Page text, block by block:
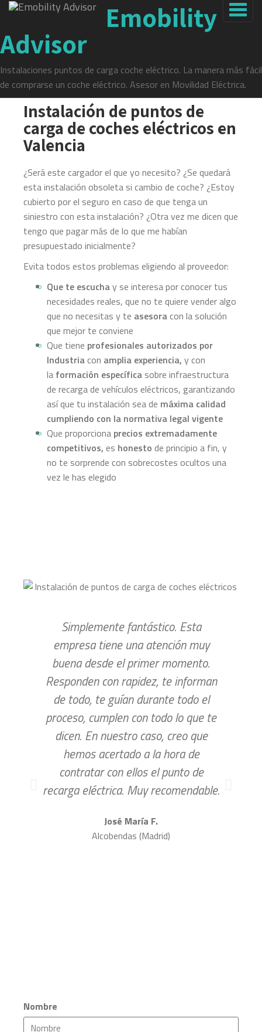
Emobility
Advisor
Instalaciones puntos de carga coche eléctrico. La manera más fácil
de comprarse un coche eléctrico. Asesor en Movilidad Eléctrica.
instalacion-puntos-carga-
coches-electricos-valencia
Instalación de puntos de
carga de coches eléctricos en
Valencia
¿Será este cargador el que yo necesito? ¿Se quedará
esta instalación obsoleta si cambio de coche? ¿Estoy
cubierto por el seguro en caso de que tenga un
siniestro con esta instalación? ¿Otra vez me dicen que
tengo que pagar más de lo que me habían
presupuestado inicialmente?
Evita todos estos problemas eligiendo al proveedor:
Que te escuchay se interesa por conocer tus
necesidades reales, que no te quiere vender algo
que no necesitas y te asesoracon la solución
que mejor te conviene
Que tiene profesionales autorizados por
Industriacon amplia experiencia, y con
la formación específica sobre infraestructura
de recarga de vehículos eléctricos, garantizando
así que tu instalación sea de máxima calidad
cumpliendo con la normativa legal vigente
Que proporciona precios extremadamente
competitivos, es honesto de principio a fin, y
no te sorprende con sobrecostes ocultos una
vez le has elegido
Simplemente fantástico. Esta
empresa tiene una atención muy
buena desde el primer momento.
Responden con rapidez, te informan
de todo, te guían durante todo el
proceso, cumplen con todo lo que te
dicen. En nuestro caso, creo que
hemos acertado a la hora de
contratar con ellos el punto de
recarga eléctrica. Muy recomendable.
José María F.
Alcobendas (Madrid)
Nombre